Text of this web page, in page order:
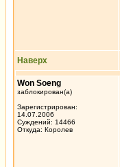
Наверх
Won Soeng
заблокирован(а)
Зарегистрирован:
14.07.2006
Суждений: 14466
Откуда: Королев